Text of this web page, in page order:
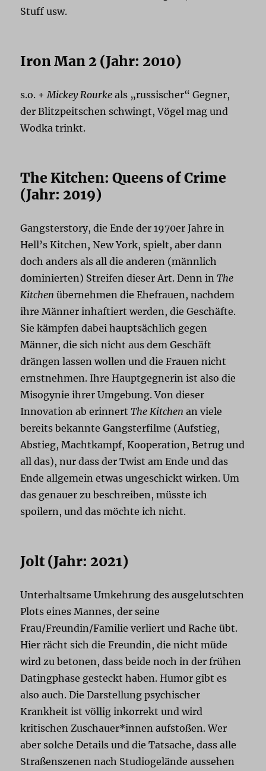
Stuff usw.
Iron Man 2 (Jahr: 2010)
s.o. + Mickey Rourke als „russischer“ Gegner,
der Blitzpeitschen schwingt, Vögel mag und
Wodka trinkt.
The Kitchen: Queens of Crime
(Jahr: 2019)
Gangsterstory, die Ende der 1970er Jahre in
Hell’s Kitchen, New York, spielt, aber dann
doch anders als all die anderen (männlich
dominierten) Streifen dieser Art. Denn inThe
Kitchen übernehmen die Ehefrauen, nachdem
ihre Männer inhaftiert werden, die Geschäfte.
Sie kämpfen dabei hauptsächlich gegen
Männer, die sich nicht aus dem Geschäft
drängen lassen wollen und die Frauen nicht
ernstnehmen. Ihre Hauptgegnerin ist also die
Misogynie ihrer Umgebung. Von dieser
Innovation ab erinnertThe Kitchen an viele
bereits bekannte Gangsterfilme (Aufstieg,
Abstieg, Machtkampf, Kooperation, Betrug und
all das), nur dass der Twist am Ende und das
Ende allgemein etwas ungeschickt wirken. Um
das genauer zu beschreiben, müsste ich
spoilern, und das möchte ich nicht.
Jolt (Jahr: 2021)
Unterhaltsame Umkehrung des ausgelutschten
Plots eines Mannes, der seine
Frau/Freundin/Familie verliert und Rache übt.
Hier rächt sich die Freundin, die nicht müde
wird zu betonen, dass beide noch in der frühen
Datingphase gesteckt haben. Humor gibt es
also auch. Die Darstellung psychischer
Krankheit ist völlig inkorrekt und wird
kritischen Zuschauer*innen aufstoßen. Wer
aber solche Details und die Tatsache, dass alle
Straßenszenen nach Studiogelände aussehen